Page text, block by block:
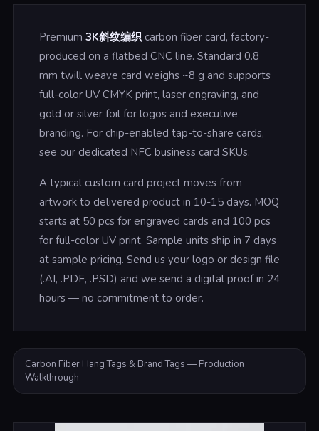
Premium 3K斜纹编织carbon fiber card, factory-
produced on a flatbed CNC line. Standard 0.8
mm twill weave card weighs ~8 g and supports
full-color UV CMYK print, laser engraving, and
gold or silver foil for logos and executive
branding. For chip-enabled tap-to-share cards,
see our dedicated NFC business card SKUs.
A typical custom card project moves from
artwork to delivered product in 10-15 days. MOQ
starts at 50 pcs for engraved cards and 100 pcs
for full-color UV print. Sample units ship in 7 days
at sample pricing. Send us your logo or design file
(.AI, .PDF, .PSD) and we send a digital proof in 24
hours — no commitment to order.
Carbon Fiber Hang Tags & Brand Tags — Production
Walkthrough